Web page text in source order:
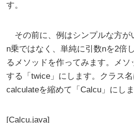
す。
その前に、例はシンプルな方が
n乗ではなく、単純に引数nを2倍
るメソッドを作ってみます。メソ
する「twice」にします。クラス
calculateを縮めて「Calcu」にしま
Calcu.java